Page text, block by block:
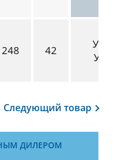
248 42
У1-
УС-
Следующий товар
ДИЛЕРОМ